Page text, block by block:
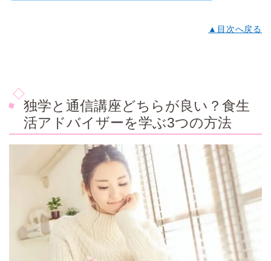
▲目次へ戻る
独学と通信講座どちらが良い？食生
活アドバイザーを学ぶ3つの方法